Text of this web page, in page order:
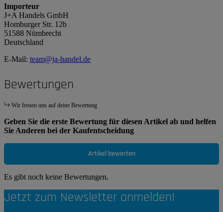
Importeur
J+A Handels GmbH
Homburger Str. 12b
51588 Nümbrecht
Deutschland
E-Mail: team@ja-handel.de
Bewertungen
Wir freuen uns auf deine Bewertung
Geben Sie die erste Bewertung für diesen Artikel ab und helfen
Sie Anderen bei der Kaufentscheidung
Artikel bewerten
Es gibt noch keine Bewertungen.
Jetzt zum Newsletter anmelden!